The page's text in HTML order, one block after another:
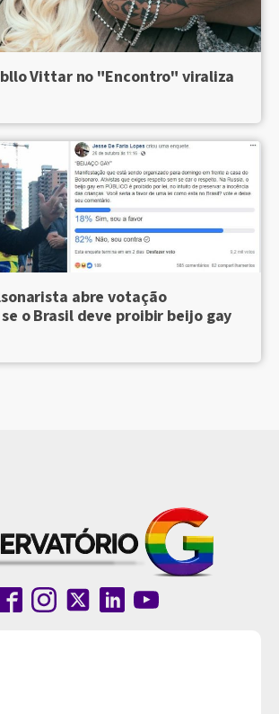
Vittar no "Encontro" viraliza
abre votação
o Brasil deve proibir beijo gay